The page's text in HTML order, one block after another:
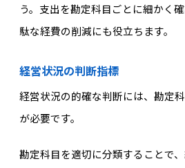
う。支出を勘定科目ごとに細かく
駄な経費の削減にも役立ちます。
経営状況の判断指標
経営状況の的確な判断には、勘定
が必要です。
勘定科目を適切に分類することで